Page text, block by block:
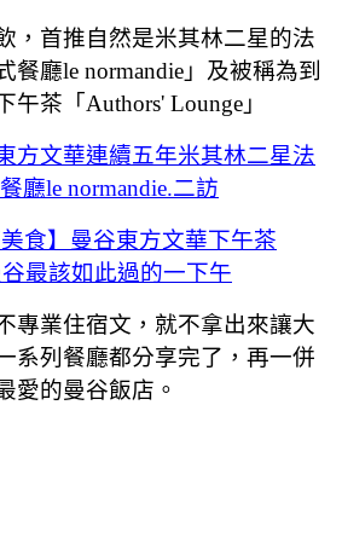
，首推自然是米其林二星的法
餐廳le normandie」及被稱為到
茶「Authors' Lounge」
方文華連續五年米其林二星法
廳le normandie.二訪
食】曼谷東方文華下午茶
最該如此過的一下午
專業住宿文，就不拿出來讓大
系列餐廳都分享完了，再一併
愛的曼谷飯店。